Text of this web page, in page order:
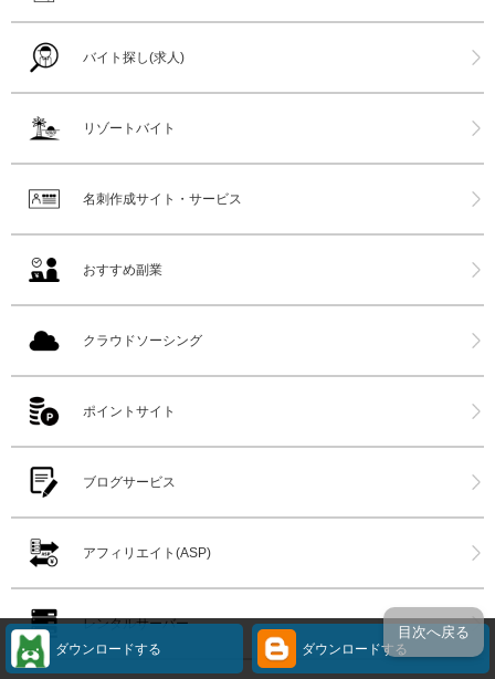
ダウンロードする ダウンロードする
バイト探し(求人)
リゾートバイト
名刺作成サイト・サービス
おすすめ副業
クラウドソーシング
ポイントサイト
ブログサービス
アフィリエイト(ASP)
レンタルサーバー
目次へ戻る